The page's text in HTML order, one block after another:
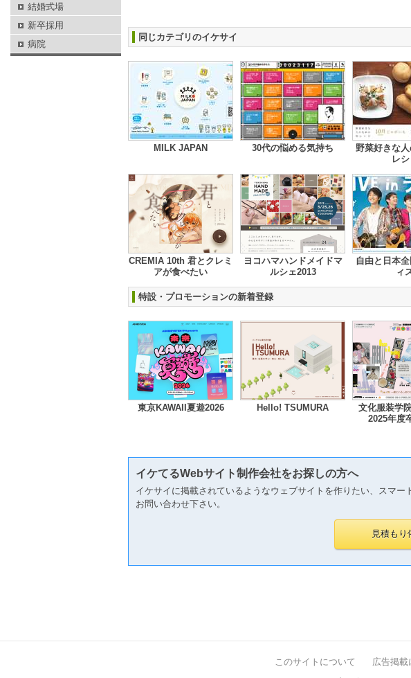
同じカテゴリのイケサイ
MILK JAPAN 30代の悩める気持ち
野菜好きな
レ
CREMIA 10th 君とクレミ
アが食べたい
ヨコハマハンドメイドマ
ルシェ2013
自由と日本
ィ
特設・プロモーションの新着登録
東京KAWAII夏遊2026 Hello! TSUMURA
文化服装学
2025年度
イケてるWebサイト制作会社をお探しの方へ
イケサイに掲載されているようなウェブサイトを作りたい、スマ
お問い合わせ下さい。
結婚式場
新卒採用
病院
このサイトについて 広告掲載